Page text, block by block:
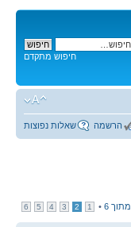
חיפוש מתקדם
שאלות נפוצות הרשמה
מתוך 6
•
1
2
3
4
5
6